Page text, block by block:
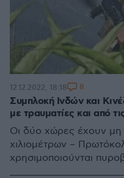
Συμπλοκή Ινδών και
με τραυματίες και από
Οι δύο χώρες έχουν
χιλιομέτρων –
χρησιμοποιούνται
12.12.2022, 18:18 8